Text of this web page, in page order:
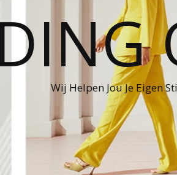
Wij Helpen Jou Je Eigen